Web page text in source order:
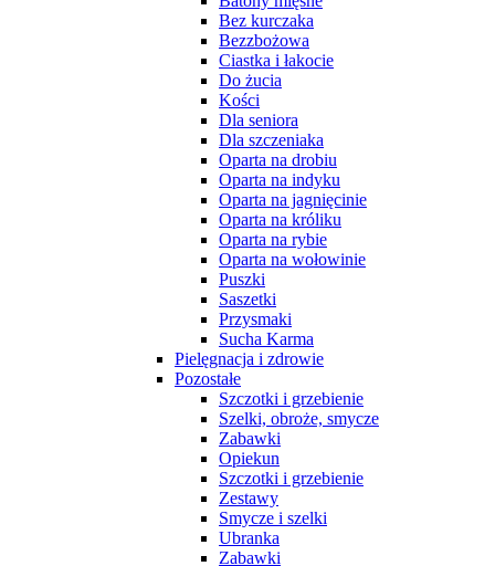
Bez kurczaka
Bezzbożowa
Ciastka i łakocie
Do żucia
Kości
Dla seniora
Dla szczeniaka
Oparta na drobiu
Oparta na indyku
Oparta na jagnięcinie
Oparta na króliku
Oparta na rybie
Oparta na wołowinie
Puszki
Saszetki
Przysmaki
Sucha Karma
Pielęgnacja i zdrowie
Pozostałe
Szczotki i grzebienie
Szelki, obroże, smycze
Zabawki
Opiekun
Szczotki i grzebienie
Zestawy
Smycze i szelki
Ubranka
Zabawki